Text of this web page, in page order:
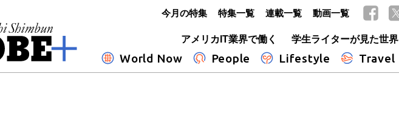
アメリカIT業界で働く
学生ライターが見た世界
World Now People Lifestyle Travel
今月の特集 特集一覧 連載一覧 動画一覧